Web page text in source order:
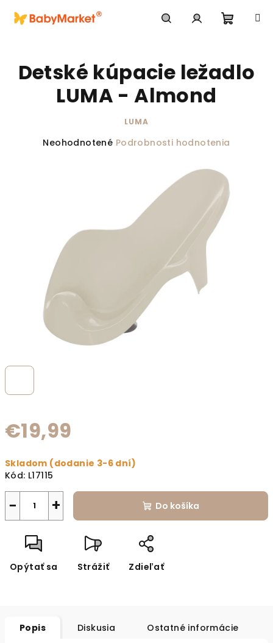
€19,99
Skladom (dodanie 3-6 dní)
Kód: L17115
+
− Do košíka
Opýtať sa Strážiť Zdieľať
Detské kúpacie ležadlo
LUMA - Almond
LUMA
Priemerné hodnotenie produktu je 0,0 z 5
Neohodnotené Podrobnosti hodnotenia
Popis Diskusia Ostatné informácie